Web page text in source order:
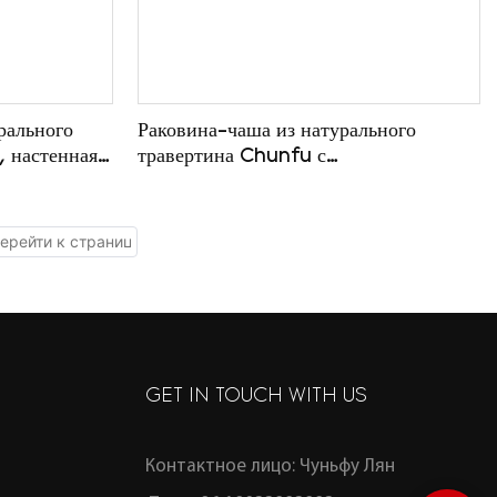
Раковина-чаша из натурального
травертина Chunfu с
дерева, изготовленная на заказ.
GET IN TOUCH WITH US
Контактное лицо: Чуньфу Лян